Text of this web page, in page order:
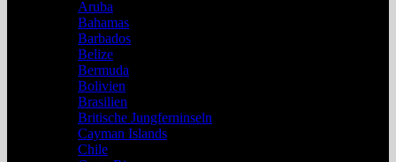
Aruba
Bahamas
Barbados
Belize
Bermuda
Bolivien
Brasilien
Britische Jungferninseln
Cayman Islands
Chile